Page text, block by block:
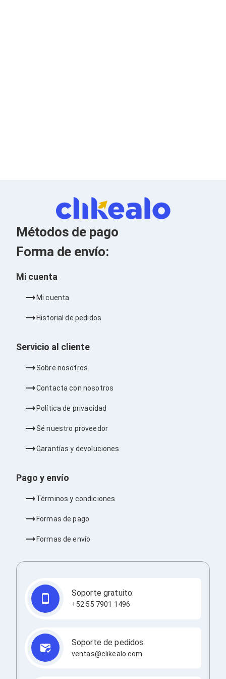
Accesorios para PC's
Bases para PC's
Kits de Herramientas
Candados para PC's
Protectores para PC's
Limpiadores para Electrónicos
Laptops
Workstations
Mini PC's
Audio
Micrófonos
Bases para Audífonos
Audífonos Intrauriculares
Bocinas y Bafles
Bocinas para Computadora
Sonido para Centros de Entretenimiento
Home Theater
Proyectores
Soportes de Proyectores
Maletines para Proyectores
Pantallas de Proyección
Adaptadores de Red para Proyectores
TV y Pantallas
Accesorios TV
Controles Remoto
Reproductores para Transmisión Multimedia
Pantallas
Pantallas Comerciales
Métodos de pago
Forma de envío:
Mi cuenta
Mi cuenta
Historial de pedidos
Servicio al cliente
Sobre nosotros
Contacta con nosotros
Política de privacidad
Sé nuestro proveedor
Garantías y devoluciones
Pago y envío
Términos y condiciones
Formas de pago
Formas de envío
Soporte gratuito:
+52 55 7901 1496
Soporte de pedidos:
ventas@clikealo.com